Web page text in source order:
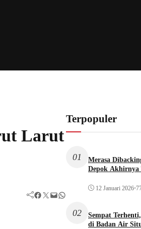
Larut
Facebook Twitter Mail WhatsApp
Terpopuler
01
Merasa
Depok Akhirnya
12 Januari 2026•
02
Sempat
di Badan Air